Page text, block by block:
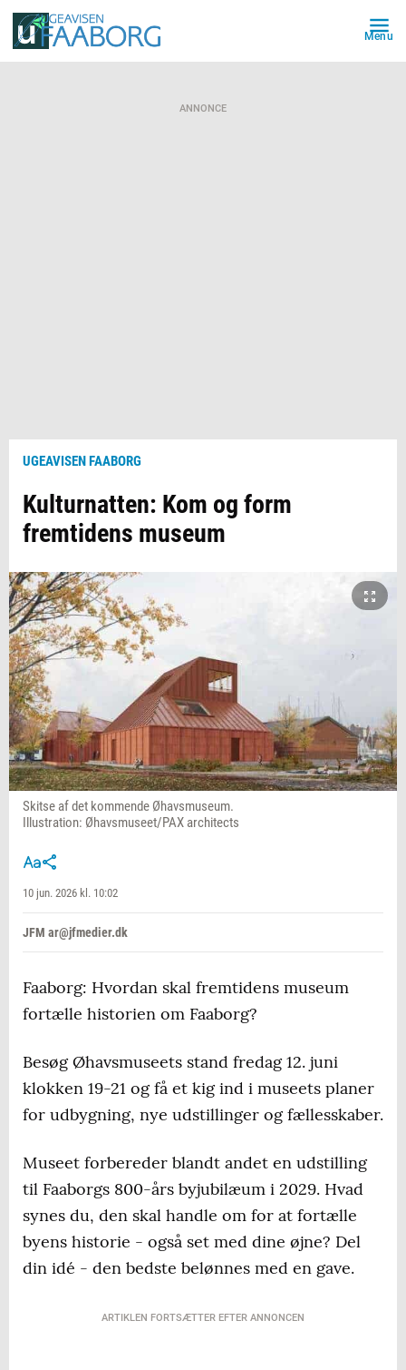
Menu
ANNONCE
UGEAVISEN FAABORG
Kulturnatten: Kom og form
fremtidens museum
Skitse af det kommende Øhavsmuseum.
Illustration: Øhavsmuseet/PAX architects
10 jun. 2026 kl. 10:02
JFM ar@jfmedier.dk
Faaborg: Hvordan skal fremtidens museum
fortælle historien om Faaborg?
Besøg Øhavsmuseets stand fredag 12. juni
klokken 19-21 og få et kig ind i museets planer
for udbygning, nye udstillinger og fællesskaber.
Museet forbereder blandt andet en udstilling
til Faaborgs 800-års byjubilæum i 2029. Hvad
synes du, den skal handle om for at fortælle
byens historie - også set med dine øjne? Del
din idé - den bedste belønnes med en gave.
ARTIKLEN FORTSÆTTER EFTER ANNONCEN